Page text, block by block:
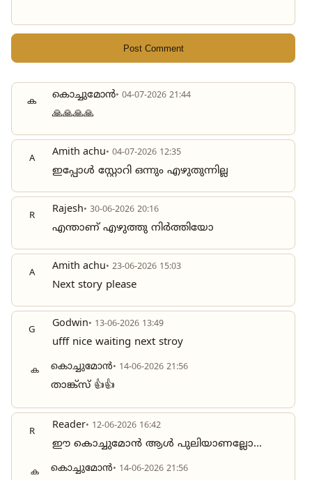
Post Comment
ക കൊച്ചുമോൻ• 04-07-2026 21:44
🙏🙏🙏🙏
A Amith achu• 04-07-2026 12:35
ഇപ്പോൾ സ്റ്റോറി ഒന്നും എഴുതുന്നില്ല
R Rajesh• 30-06-2026 20:16
എന്താണ് എഴുത്തു നിർത്തിയോ
A Amith achu• 23-06-2026 15:03
Next story please
G Godwin• 13-06-2026 13:49
ufff nice waiting next stroy
ക കൊച്ചുമോൻ• 14-06-2026 21:56
താങ്ക്സ് 👍👍
R Reader• 12-06-2026 16:42
ഈ കൊച്ചുമോൻ ആൾ പുലിയാണല്ലോ...
ക കൊച്ചുമോൻ• 14-06-2026 21:56